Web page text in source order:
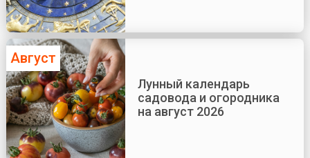
Август
Лунный календарь
садовода и огородника
на август 2026